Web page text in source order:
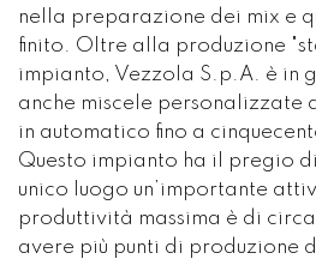
nella preparazione dei mix e
finito. Oltre alla produzione
impianto, Vezzola S.p.A. è in
anche miscele personalizzate
in automatico fino a
Questo impianto ha il pregio
unico luogo un’importante
produttività massima è di
avere più punti di produzione